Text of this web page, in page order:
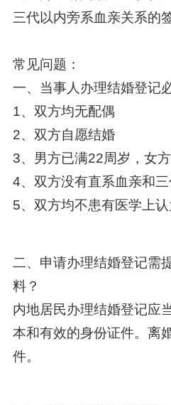
三代以内旁系血亲关系的
常见问题：
一、当事人办理结婚登记
1、双方均无配偶
2、双方自愿结婚
3、男方已满22周岁，女
4、双方没有直系血亲和
5、双方均不患有医学上
二、申请办理结婚登记需
料？
内地居民办理结婚登记应
本和有效的身份证件。离
件。